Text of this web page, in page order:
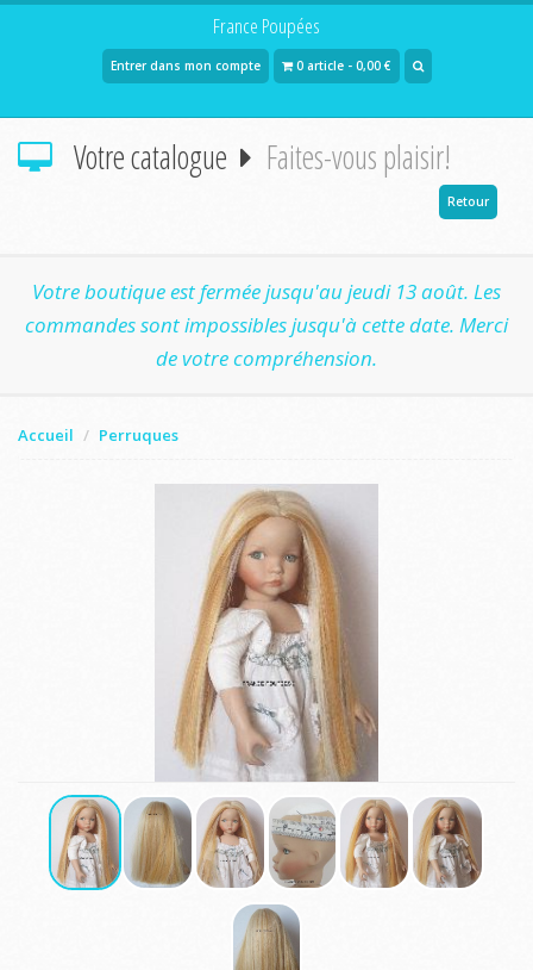
France Poupées
Entrer dans mon compte 0 article - 0,00 €
Votre catalogue Faites-vous plaisir!
Retour
Votre boutique est fermée jusqu'au jeudi 13 août. Les
commandes sont impossibles jusqu'à cette date. Merci
de votre compréhension.
Accueil Perruques